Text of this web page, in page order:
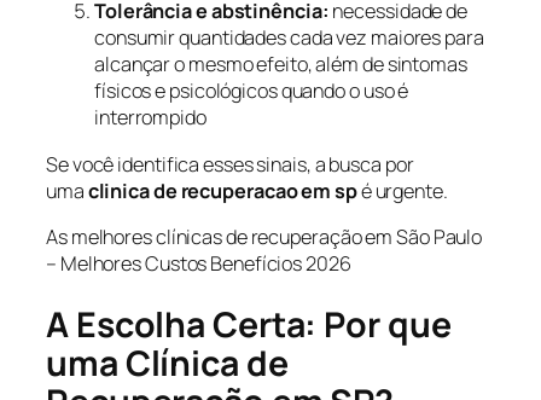
Tolerância e abstinência: necessidade de
consumir quantidades cada vez maiores para
alcançar o mesmo efeito, além de sintomas
físicos e psicológicos quando o uso é
interrompido
Se você identifica esses sinais, a busca por
umaclinica de recuperacao em spé urgente.
As melhores clínicas de recuperação em São Paulo
– Melhores Custos Benefícios 2026
A Escolha Certa: Por que
uma Clínica de